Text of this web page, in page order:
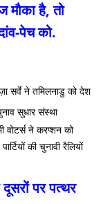
है, तो
पेच को.
सर्वे ने तमिलनाडु को देश
सुधार संस्था
वोटर्स ने करप्शन को
की चुनावी रैलियों
पर पत्थर